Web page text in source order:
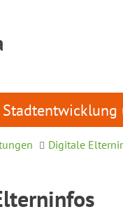
Stadtentwicklung
Digitale